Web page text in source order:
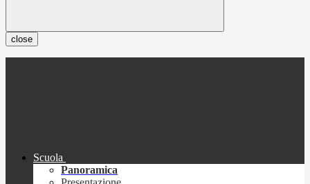
close
Scuola
Panoramica